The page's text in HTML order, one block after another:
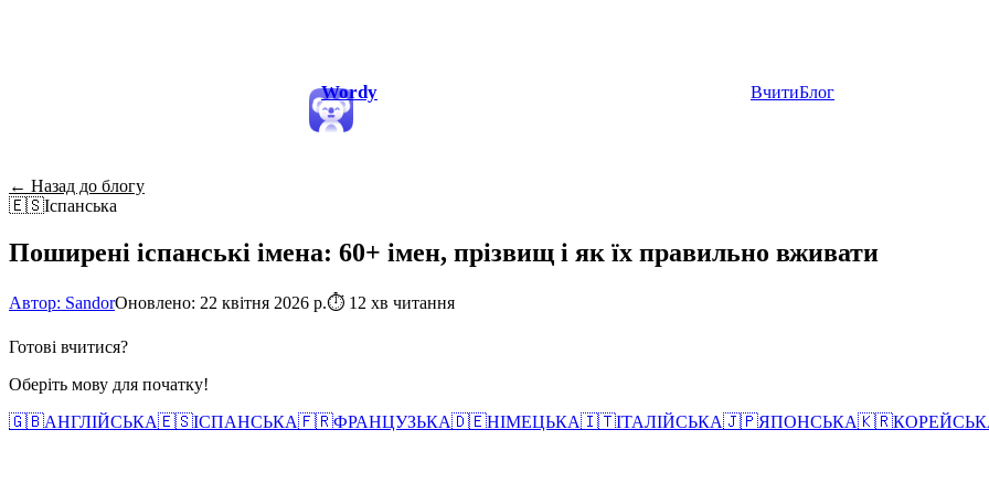
Wordy ВчитиБлог
← Назад до блогу
🇪🇸Іспанська
Поширені іспанські імена: 60+ імен, прізвищ і як їх правильно вживати
Автор: SandorОновлено: 22 квітня 2026 р.⏱ 12 хв читання
Готові вчитися?
Оберіть мову для початку!
🇬🇧АНГЛІЙСЬКА🇪🇸ІСПАНСЬКА🇫🇷ФРАНЦУЗЬКА🇩🇪НІМЕЦЬКА🇮🇹ІТАЛІЙСЬКА🇯🇵ЯПОНСЬКА🇰🇷